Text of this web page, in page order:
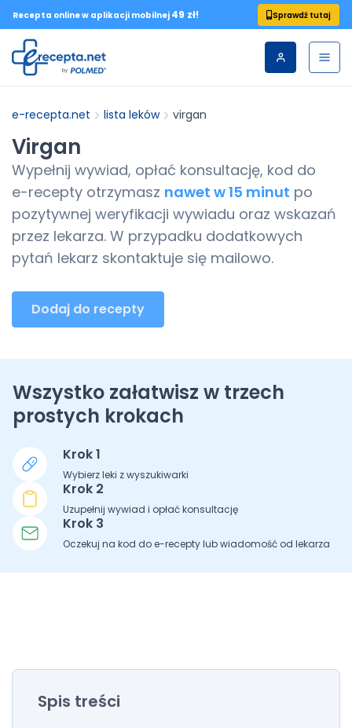
Recepta online w aplikacji mobilnej 49 zł! Sprawdź tutaj
e-recepta.net lista leków virgan
Virgan
Wypełnij wywiad, opłać konsultację, kod do
e-recepty otrzymasz nawet w 15 minut po
pozytywnej weryfikacji wywiadu oraz wskazań
przez lekarza. W przypadku dodatkowych
pytań lekarz skontaktuje się mailowo.
Dodaj do recepty
Wszystko załatwisz w trzech
prostych krokach
Krok 1
Wybierz leki z wyszukiwarki
Krok 2
Uzupełnij wywiad i opłać konsultację
Krok 3
Oczekuj na kod do e-recepty lub wiadomość od lekarza
Spis treści